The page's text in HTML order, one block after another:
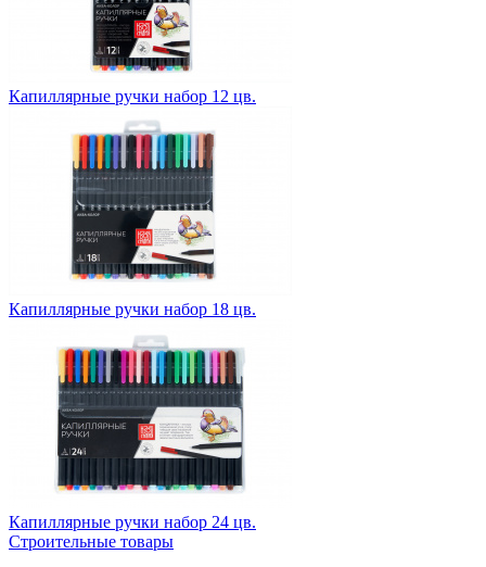
Капиллярные ручки набор 12 цв.
Капиллярные ручки набор 18 цв.
Капиллярные ручки набор 24 цв.
Строительные товары